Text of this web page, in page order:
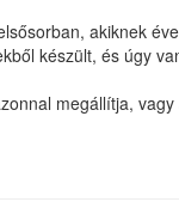
akiknek
készült, és úgy
megállítja,